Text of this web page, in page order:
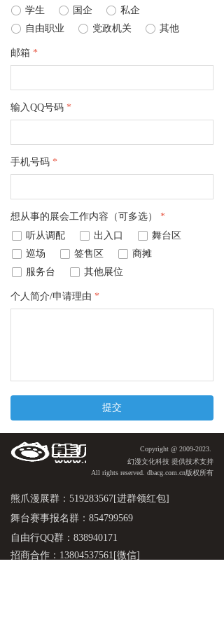
ꀐ 学生 ꀐ 国企 ꀐ 私企
ꀐ 自由职业 ꀐ 党政机关 ꀐ 其他
邮箱 *
输入QQ号码 *
手机号码 *
想从事的展会工作内容（可多选） *
听从调配 出入口 舞台区
巡场 签售区 商摊
服务台 其他展位
个人简介/申请理由 *
提交
Copyright @ 2009-2023.
​​幻漫文化科技 提供技术支持
All rights reserved. dbacg.com.cn版权所有
熊爪漫展群：519283567[进群领红包]
舞台赛事报名群：854799569
自由行QQ群：838940171
招商合作：13804537561[微信]